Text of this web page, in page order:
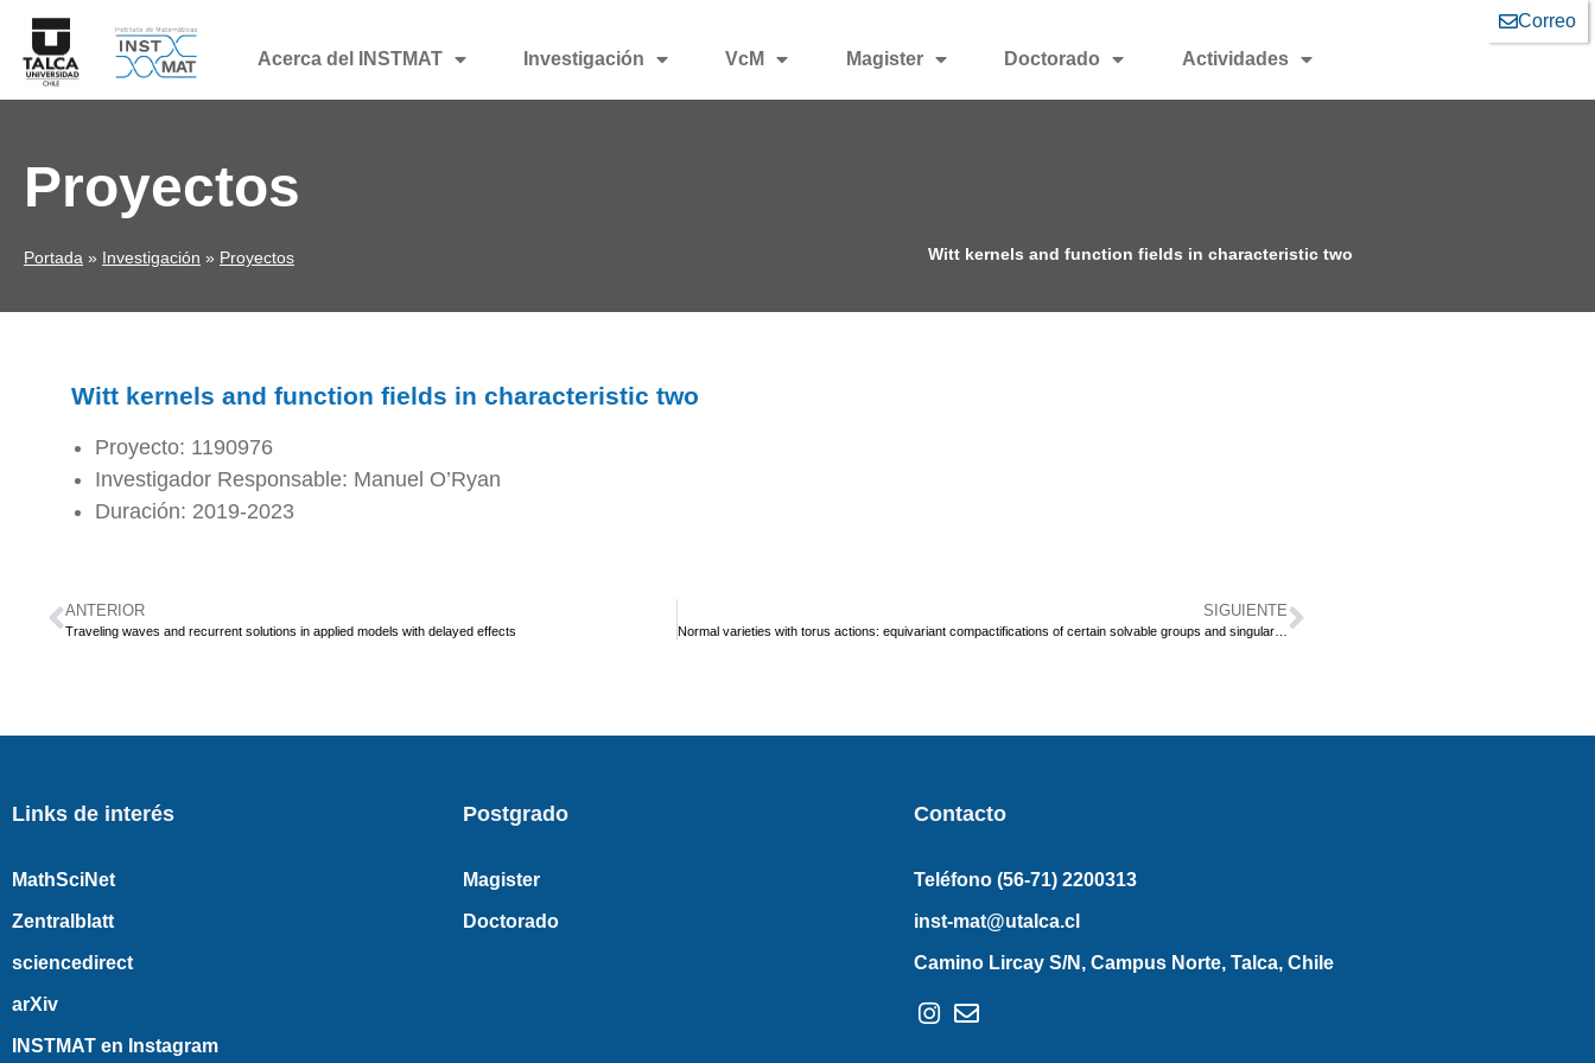
Correo
Acerca del INSTMAT
Investigación VcM Magister Doctorado Actividades
Proyectos
Portada » Investigación » Proyectos Witt kernels and function fields in characteristic two
Witt kernels and function fields in characteristic two
Proyecto: 1190976
Investigador Responsable: Manuel O’Ryan
Duración: 2019-2023
ANTERIOR
Traveling waves and recurrent solutions in applied models with delayed effects
SIGUIENTE
Normal varieties with torus actions: equivariant compactifications of certain solvable groups and singularities
Links de interés
MathSciNet
Zentralblatt
sciencedirect
arXiv
INSTMAT en Instagram
Postgrado
Magister
Doctorado
Contacto
Teléfono (56-71) 2200313
inst-mat@utalca.cl
Camino Lircay S/N, Campus Norte, Talca, Chile